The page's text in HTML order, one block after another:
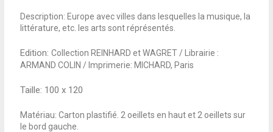
Description: Europe avec villes dans lesquelles la musique, la
littérature, etc. les arts sont réprésentés.
Edition: Collection REINHARD et WAGRET / Librairie :
ARMAND COLIN / Imprimerie: MICHARD, Paris
Taille: 100 x 120
Matériau: Carton plastifié. 2 oeillets en haut et 2 oeillets sur
le bord gauche.